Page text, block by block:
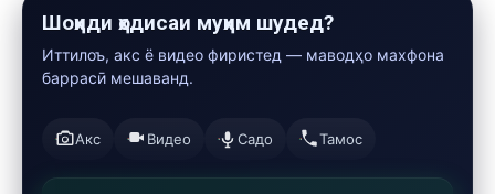
Шоҳиди ҳодисаи муҳим шудед?
Иттилоъ, акс ё видео фиристед — маводҳо махфона
баррасӣ мешаванд.
Акс Видео Садо Тамос